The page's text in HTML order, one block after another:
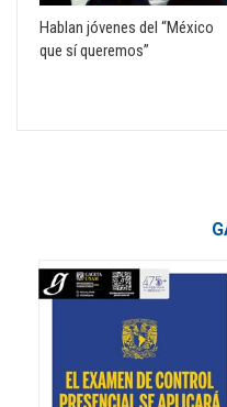
Hablan jóvenes del “México
que sí queremos”